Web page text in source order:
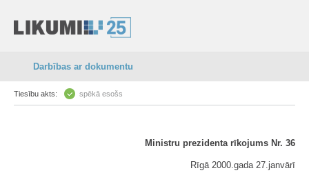
Darbības ar dokumentu
Tiesību akts: spēkā esošs
Ministru prezidenta rīkojums Nr. 36
Rīgā 2000.gada 27.janvārī